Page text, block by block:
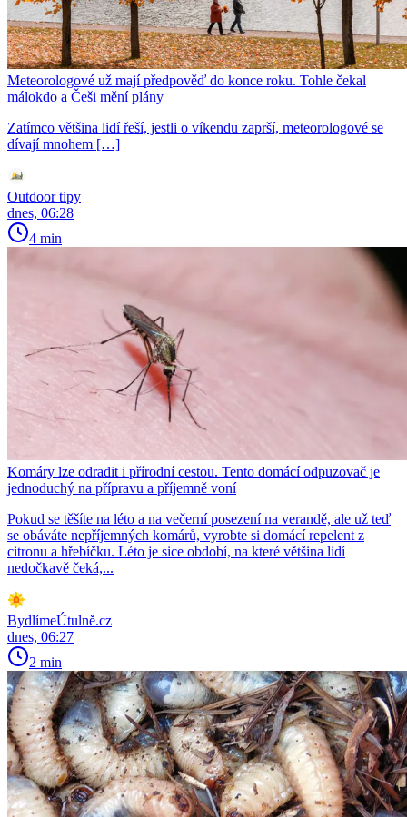
Meteorologové už mají předpověď do konce roku. Tohle čekal
málokdo a Češi mění plány
Zatímco většina lidí řeší, jestli o víkendu zaprší, meteorologové se
dívají mnohem […]
Outdoor tipy
dnes, 06:28
4 min
Komáry lze odradit i přírodní cestou. Tento domácí odpuzovač je
jednoduchý na přípravu a příjemně voní
Pokud se těšíte na léto a na večerní posezení na verandě, ale už teď
se obáváte nepříjemných komárů, vyrobte si domácí repelent z
citronu a hřebíčku. Léto je sice období, na které většina lidí
nedočkavě čeká,...
BydlímeÚtulně.cz
dnes, 06:27
2 min